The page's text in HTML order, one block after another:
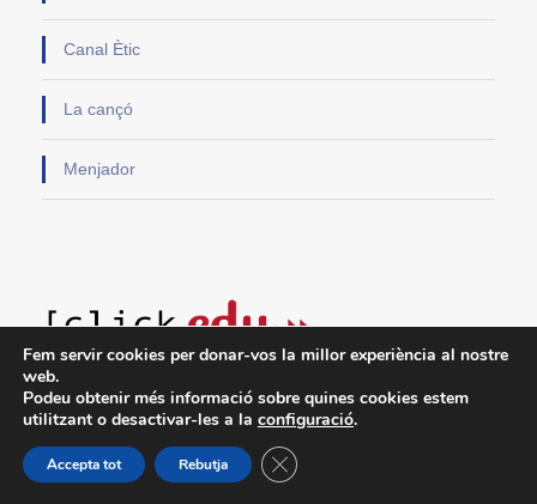
Canal Ètic
La cançó
Menjador
Usuari
Contrasenya
Fem servir cookies per donar-vos la millor experiència al nostre
web.
Podeu obtenir més informació sobre quines cookies estem
utilitzant o desactivar-les a la configuració.
Accepta tot Rebutja Tanca el bàner de galetes RGPD